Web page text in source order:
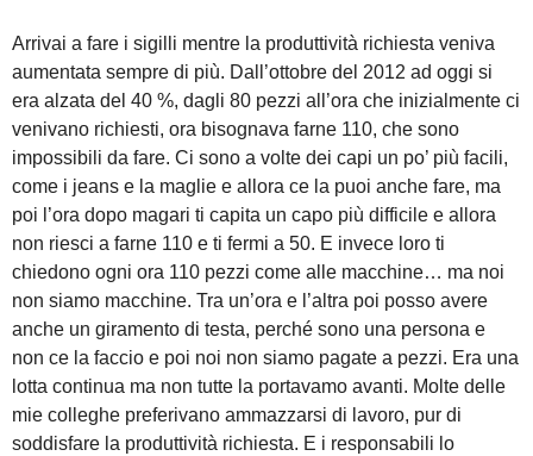
Arrivai a fare i sigilli mentre la produttività richiesta veniva
aumentata sempre di più. Dall’ottobre del 2012 ad oggi si
era alzata del 40 %, dagli 80 pezzi all’ora che inizialmente ci
venivano richiesti, ora bisognava farne 110, che sono
impossibili da fare. Ci sono a volte dei capi un po’ più facili,
come i jeans e la maglie e allora ce la puoi anche fare, ma
poi l’ora dopo magari ti capita un capo più difficile e allora
non riesci a farne 110 e ti fermi a 50. E invece loro ti
chiedono ogni ora 110 pezzi come alle macchine… ma noi
non siamo macchine. Tra un’ora e l’altra poi posso avere
anche un giramento di testa, perché sono una persona e
non ce la faccio e poi noi non siamo pagate a pezzi. Era una
lotta continua ma non tutte la portavamo avanti. Molte delle
mie colleghe preferivano ammazzarsi di lavoro, pur di
soddisfare la produttività richiesta. E i responsabili lo